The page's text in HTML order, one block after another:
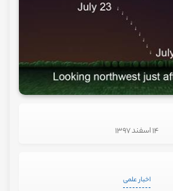
14 اسفند 1397
اخبار علمی